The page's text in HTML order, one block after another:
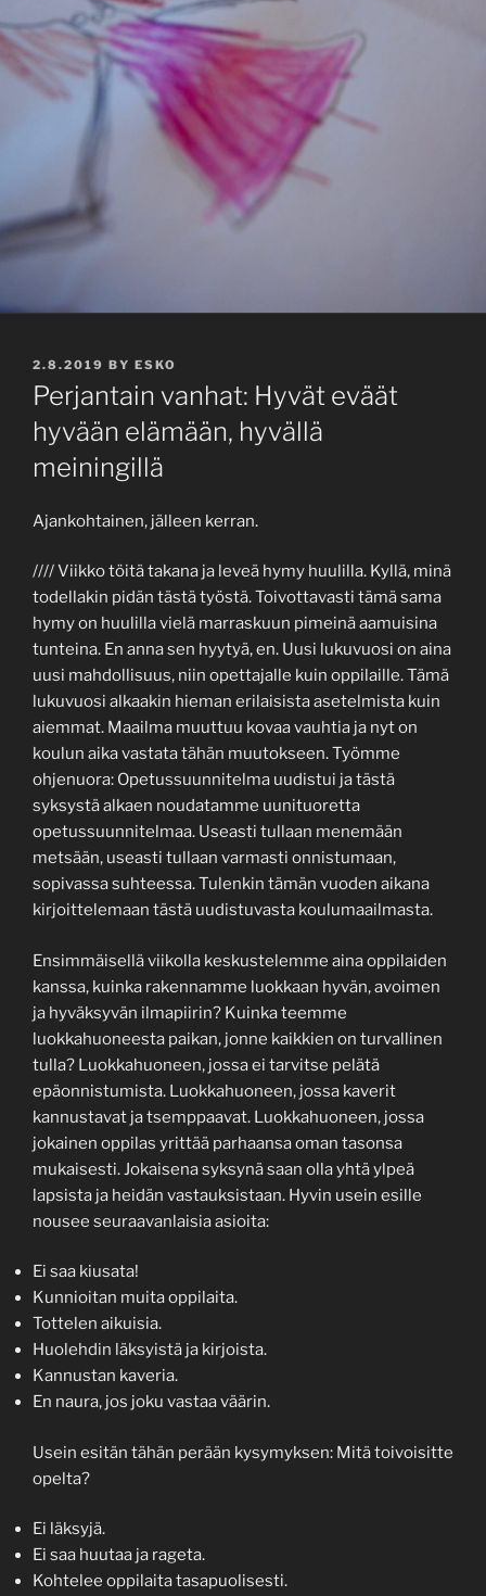
POSTED
ON
2.8.2019 BY ESKO
Perjantain vanhat: Hyvät eväät
hyvään elämään, hyvällä
meiningillä
Ajankohtainen, jälleen kerran.
//// Viikko töitä takana ja leveä hymy huulilla. Kyllä, minä
todellakin pidän tästä työstä. Toivottavasti tämä sama
hymy on huulilla vielä marraskuun pimeinä aamuisina
tunteina. En anna sen hyytyä, en. Uusi lukuvuosi on aina
uusi mahdollisuus, niin opettajalle kuin oppilaille. Tämä
lukuvuosi alkaakin hieman erilaisista asetelmista kuin
aiemmat. Maailma muuttuu kovaa vauhtia ja nyt on
koulun aika vastata tähän muutokseen. Työmme
ohjenuora: Opetussuunnitelma uudistui ja tästä
syksystä alkaen noudatamme uunituoretta
opetussuunnitelmaa. Useasti tullaan menemään
metsään, useasti tullaan varmasti onnistumaan,
sopivassa suhteessa. Tulenkin tämän vuoden aikana
kirjoittelemaan tästä uudistuvasta koulumaailmasta.
Ensimmäisellä viikolla keskustelemme aina oppilaiden
kanssa, kuinka rakennamme luokkaan hyvän, avoimen
ja hyväksyvän ilmapiirin? Kuinka teemme
luokkahuoneesta paikan, jonne kaikkien on turvallinen
tulla? Luokkahuoneen, jossa ei tarvitse pelätä
epäonnistumista. Luokkahuoneen, jossa kaverit
kannustavat ja tsemppaavat. Luokkahuoneen, jossa
jokainen oppilas yrittää parhaansa oman tasonsa
mukaisesti. Jokaisena syksynä saan olla yhtä ylpeä
lapsista ja heidän vastauksistaan. Hyvin usein esille
nousee seuraavanlaisia asioita:
Ei saa kiusata!
Kunnioitan muita oppilaita.
Tottelen aikuisia.
Huolehdin läksyistä ja kirjoista.
Kannustan kaveria.
En naura, jos joku vastaa väärin.
Usein esitän tähän perään kysymyksen: Mitä toivoisitte
opelta?
Ei läksyjä.
Ei saa huutaa ja rageta.
Kohtelee oppilaita tasapuolisesti.